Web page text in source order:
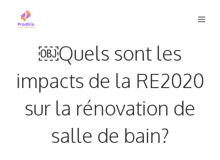
￼Quels sont les
impacts de la RE2020
sur la rénovation de
salle de bain?